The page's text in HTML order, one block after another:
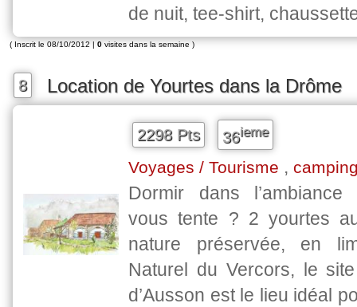
de nuit, tee-shirt,
( Inscrit le 08/10/2012 | 0 visites dans la semaine )
8 Location de Yourtes dans la Drôme
2298 Pts 36ieme
Voyages / Tourisme ,
Dormir dans l’ambiance
vous tente ? 2 yourtes
nature préservée, en
Naturel du Vercors, le
d’Ausson est le lieu idéal